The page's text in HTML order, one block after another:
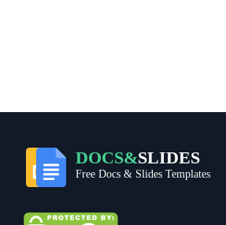
DOCS&SLIDES
Free Docs & Slides Templates